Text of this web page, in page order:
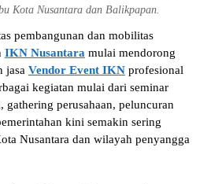
Kota Nusantara dan Balikpapan.
pembangunan dan mobilitas
IKN Nusantara mulai mendorong
jasa Vendor Event IKNprofesional
kegiatan mulai dari seminar
gathering perusahaan, peluncuran
kini semakin sering
Nusantara dan wilayah penyangga